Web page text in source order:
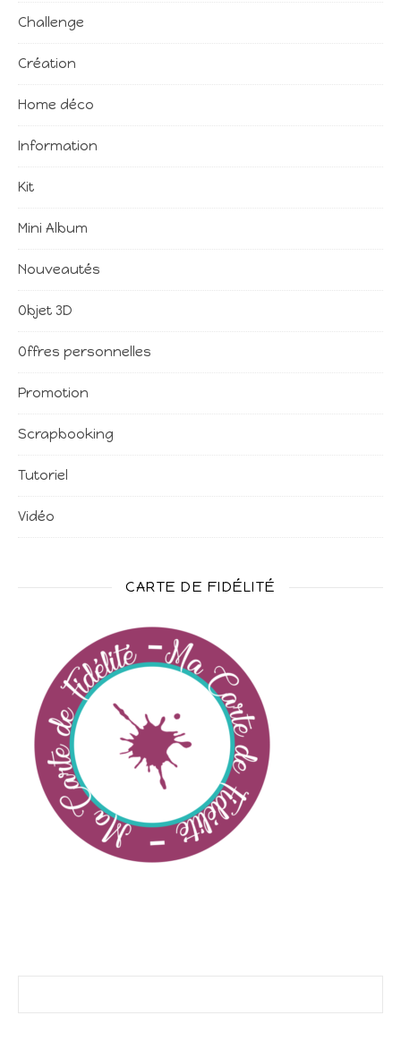
Challenge
Création
Home déco
Information
Kit
Mini Album
Nouveautés
Objet 3D
Offres personnelles
Promotion
Scrapbooking
Tutoriel
Vidéo
CARTE DE FIDÉLITÉ